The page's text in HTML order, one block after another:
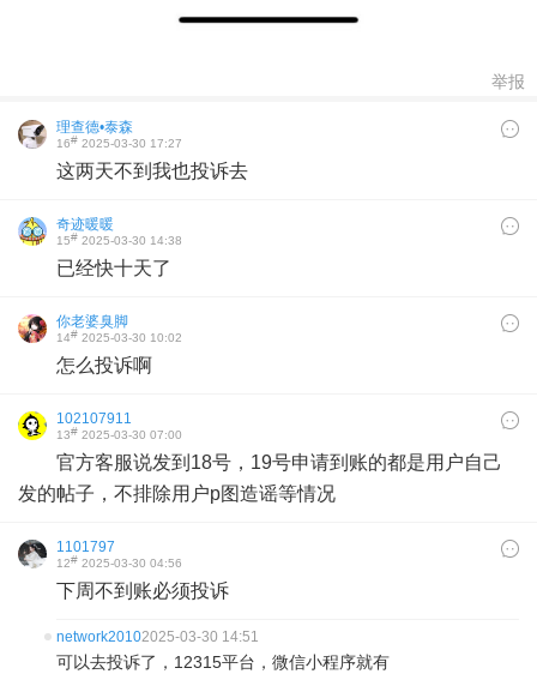
举报
理查德•泰森
16# 2025-03-30 17:27
这两天不到我也投诉去
奇迹暖暖
15# 2025-03-30 14:38
已经快十天了
你老婆臭脚
14# 2025-03-30 10:02
怎么投诉啊
102107911
13# 2025-03-30 07:00
官方客服说发到18号，19号申请到账的都是用户自己
发的帖子，不排除用户p图造谣等情况
1101797
12# 2025-03-30 04:56
下周不到账必须投诉
network20102025-03-30 14:51
可以去投诉了，12315平台，微信小程序就有